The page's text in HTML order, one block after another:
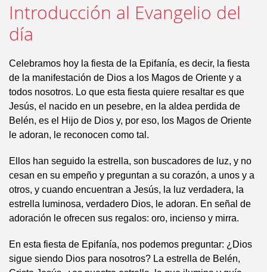
Introducción al Evangelio del
día
Celebramos hoy la fiesta de la Epifanía, es decir, la fiesta
de la manifestación de Dios a los Magos de Oriente y a
todos nosotros. Lo que esta fiesta quiere resaltar es que
Jesús, el nacido en un pesebre, en la aldea perdida de
Belén, es el Hijo de Dios y, por eso, los Magos de Oriente
le adoran, le reconocen como tal.
Ellos han seguido la estrella, son buscadores de luz, y no
cesan en su empeño y preguntan a su corazón, a unos y a
otros, y cuando encuentran a Jesús, la luz verdadera, la
estrella luminosa, verdadero Dios, le adoran. En señal de
adoración le ofrecen sus regalos: oro, incienso y mirra.
En esta fiesta de Epifanía, nos podemos preguntar: ¿Dios
sigue siendo Dios para nosotros? La estrella de Belén,